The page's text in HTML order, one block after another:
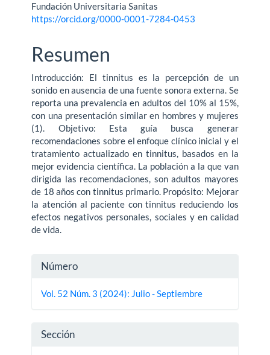
Fundación Universitaria Sanitas
https://orcid.org/0000-0001-7284-0453
Resumen
Introducción: El tinnitus es la percepción de un
sonido en ausencia de una fuente sonora externa. Se
reporta una prevalencia en adultos del 10% al 15%,
con una presentación similar en hombres y mujeres
(1). Objetivo: Esta guía busca generar
recomendaciones sobre el enfoque clínico inicial y el
tratamiento actualizado en tinnitus, basados en la
mejor evidencia científica. La población a la que van
dirigida las recomendaciones, son adultos mayores
de 18 años con tinnitus primario. Propósito: Mejorar
la atención al paciente con tinnitus reduciendo los
efectos negativos personales, sociales y en calidad
de vida.
Detalles
del
Número
Vol. 52 Núm. 3 (2024): Julio - Septiembre
Sección